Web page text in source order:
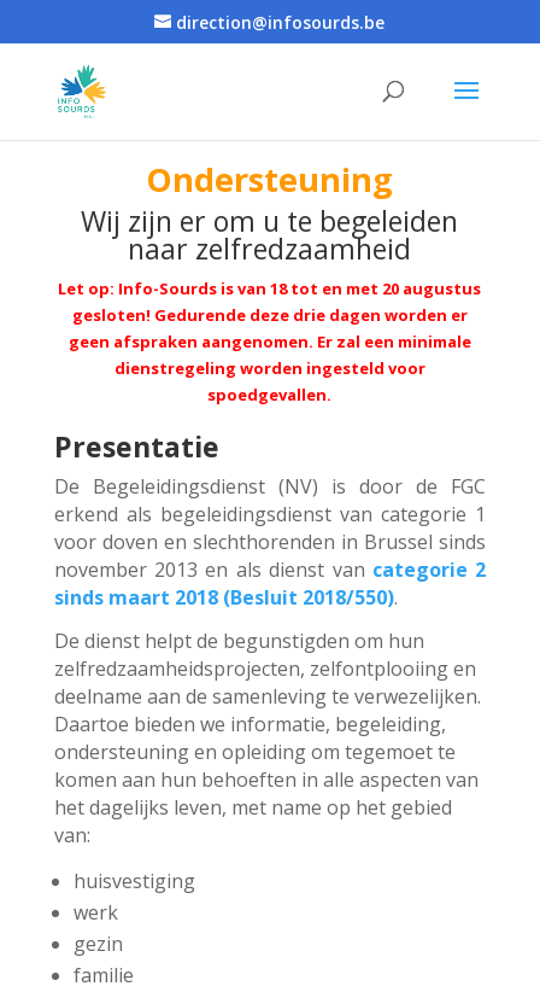
direction@infosourds.be
Ondersteuning
Wij zijn er om u te begeleiden
naar zelfredzaamheid
Let op: Info-Sourds is van 18 tot en met 20 augustus
gesloten! Gedurende deze drie dagen worden er
geen afspraken aangenomen. Er zal een minimale
dienstregeling worden ingesteld voor
spoedgevallen.
Presentatie
De Begeleidingsdienst (NV) is door de FGC
erkend als begeleidingsdienst van categorie 1
voor doven en slechthorenden in Brussel sinds
november 2013 en als dienst van categorie 2
sinds maart 2018 (Besluit 2018/550).
De dienst helpt de begunstigden om hun
zelfredzaamheidsprojecten, zelfontplooiing en
deelname aan de samenleving te verwezelijken.
Daartoe bieden we informatie, begeleiding,
ondersteuning en opleiding om tegemoet te
komen aan hun behoeften in alle aspecten van
het dagelijks leven, met name op het gebied
van:
huisvestiging
werk
gezin
familie